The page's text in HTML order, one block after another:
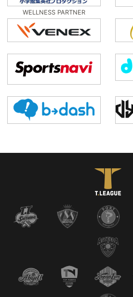
WELLNESS PARTNER